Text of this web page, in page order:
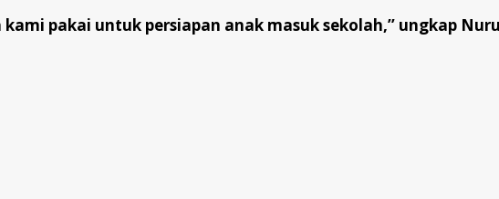
kami pakai untuk persiapan anak masuk sekolah,’’ ungkap